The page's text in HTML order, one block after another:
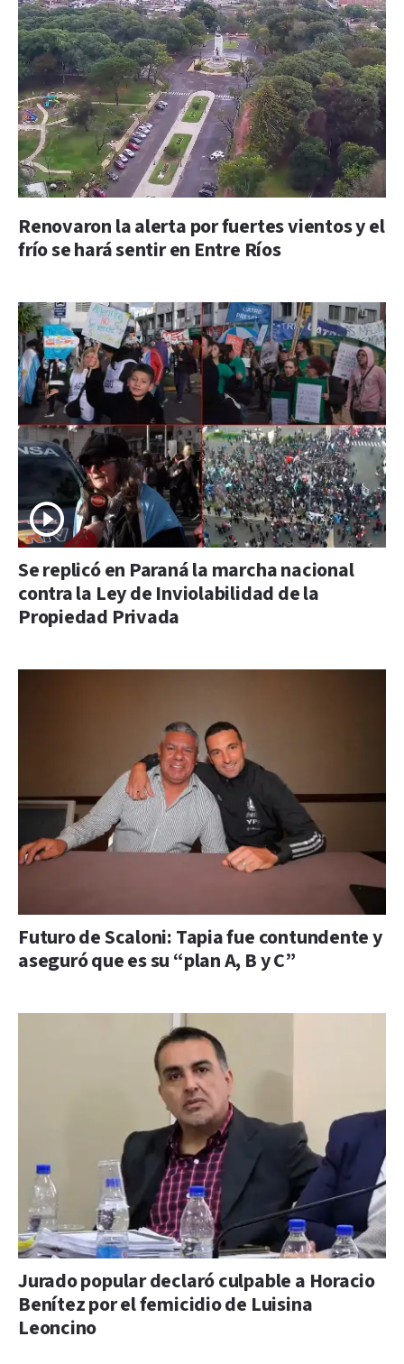
Renovaron la alerta por fuertes vientos y el
frío se hará sentir en Entre Ríos
Se replicó en Paraná la marcha nacional
contra la Ley de Inviolabilidad de la
Propiedad Privada
Futuro de Scaloni: Tapia fue contundente y
aseguró que es su “plan A, B y C”
Jurado popular declaró culpable a Horacio
Benítez por el femicidio de Luisina
Leoncino